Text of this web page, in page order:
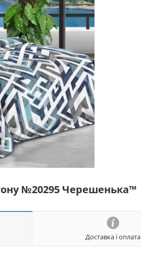
№20295 Черешенька™
Доставка і оплата